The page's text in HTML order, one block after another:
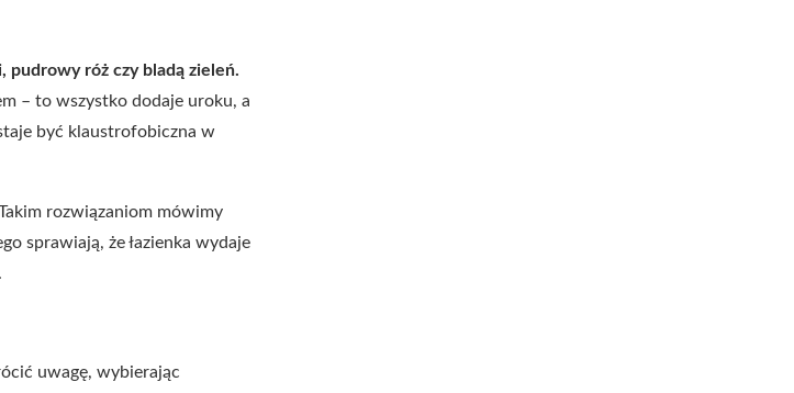
pudrowy róż czy bladą zieleń.
– to wszystko dodaje uroku, a
być klaustrofobiczna w
rozwiązaniom mówimy
sprawiają, że łazienka wydaje
uwagę, wybierając